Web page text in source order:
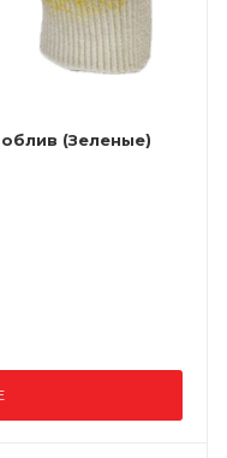
(Зеленые)